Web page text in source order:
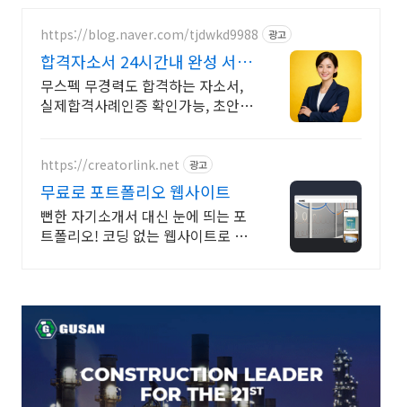
https://blog.naver.com/tjdwkd9988 광고
합격자소서 24시간내 완성 서류
합격의 비밀
무스펙 무경력도 합격하는 자소서,
실제합격사례인증 확인가능, 초안없
https://creatorlink.net 광고
무료로 포트폴리오 웹사이트
뻔한 자기소개서 대신 눈에 띄는 포
트폴리오! 코딩 없는 웹사이트로 초